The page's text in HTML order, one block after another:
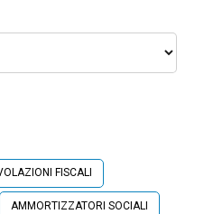
FISCALI
AMMORTIZZATORI SOCIALI